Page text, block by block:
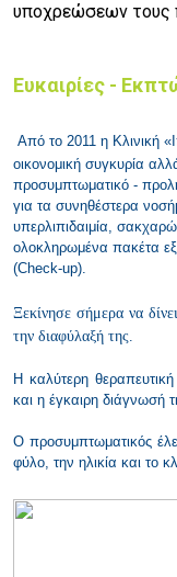
υποχρεώσεων τους
Ευκαιρίες -
Από το 2011 η Κλινική
οικονομική συγκυρία
προσυμπτωματικό -
για τα συνηθέστερα
υπερλιπιδαιμία,
ολοκληρωμένα πακέτα
(Check-up).
Ξεκίνησε σήμερα να
την διαφύλαξή της.
Η καλύτερη
και η έγκαιρη διάγνωσή
O προσυμπτωματικός
φύλο, την ηλικία και το